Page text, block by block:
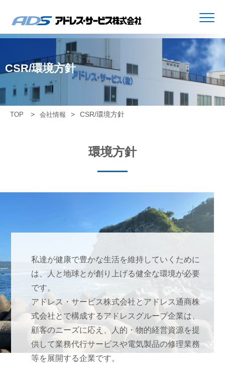
CSR/環境方針
TOP 会社情報 CSR/環境方針
環境方針
私達が健康で豊かな生活を維持していくために
は、人と地球とが創り上げる健全な環境が必要
です。
アドレス・サービス株式会社とアドレス通商株
式会社とで構成するアドレスグループ企業は、
顧客のニーズに応え、人的・物的経営資源を提
供して業務代行サービスや電気製品の修理業務
等を展開する企業です。